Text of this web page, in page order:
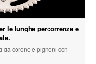
le lunghe percorrenze e
da corone e pignoni con